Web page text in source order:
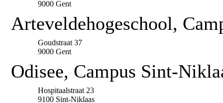
9000 Gent
Arteveldehogeschool,
Goudstraat 37
9000 Gent
Odisee, Campus Sint-
Hospitaalstraat 23
9100 Sint-Niklaas